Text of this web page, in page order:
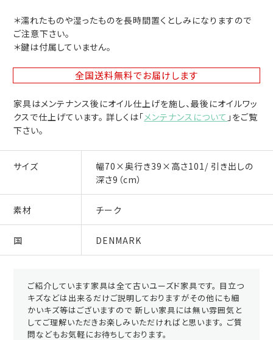
＊濡れたものや湿ったものを長時間置くとしみになりますので
ご注意下さい。
＊鍵は付属していません。
全国送料無料でお届けします
家具はメンテナンス後にオイル仕上げを施し、最後にオイルワッ
クスで仕上げています。 詳しくは「メンテナンスについて 」をご覧
下さい。
サイズ
幅70×奥行き39×高さ101/ 引き出しの
深さ9（cm）
素材 チーク
国 DENMARK
ご紹介しています家具は全て古いユーズド家具です。 目立つ
キズなどは出来るだけご説明しておりますがその他にも細
かいキズ等はございますので 新しい家具には無い雰囲気と
してご理解いただきお楽しみいただければと思います。 ご質
問などもお気軽にお待ちしております。